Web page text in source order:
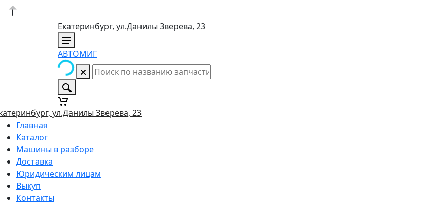
Екатеринбург, ул.Данилы Зверева, 23
АВТОМИГ
ул.Данилы Зверева, 23
Главная
Каталог
Машины в разборе
Доставка
Юридическим лицам
Выкуп
Контакты